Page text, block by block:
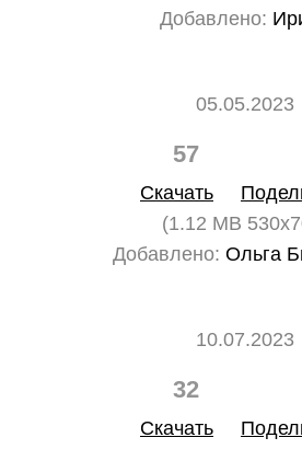
Добавлено:
05.05.2023
57
Скачать
(1.12 MB
Добавлено: Ольга
10.07.2023
32
Скачать